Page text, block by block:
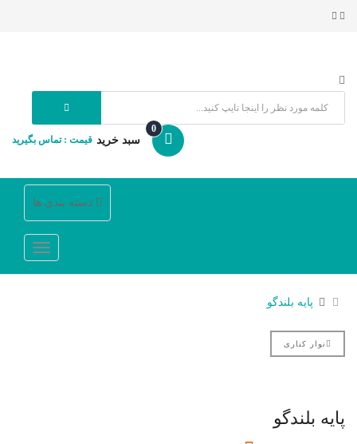
سبد خرید
0
قیمت : تماس بگیرید
پایه بلندگو
نوار کناری
پایه بلندگو